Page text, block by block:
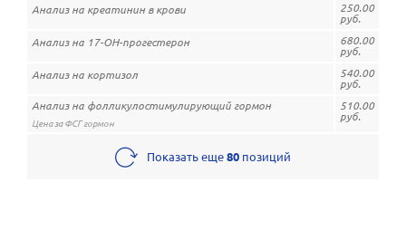
Анализ на креатинин в крови
250.00
руб.
Анализ на 17-ОН-прогестерон
680.00
руб.
Анализ на кортизол
540.00
руб.
Анализ на фолликулостимулирующий гормон
Цена за ФСГ гормон
510.00
руб.
Показать еще80 позиций